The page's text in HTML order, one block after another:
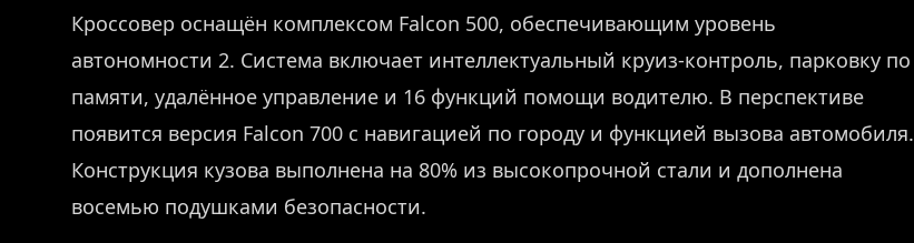
Кроссовер оснащён комплексом Falcon 500, обеспечивающим уровень
автономности 2. Система включает интеллектуальный круиз-контроль, парковку по
памяти, удалённое управление и 16 функций помощи водителю. В перспективе
появится версия Falcon 700 с навигацией по городу и функцией вызова автомобиля.
Конструкция кузова выполнена на 80% из высокопрочной стали и дополнена
восемью подушками безопасности.